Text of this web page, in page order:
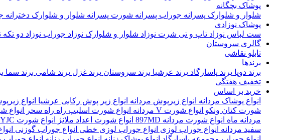
پوشاک بچگانه
شلوار و شلوارک پسرانه جوراب پسرانه شورت پسرانه شلوار و شلوارک دخترانه
پوشاک نوزادی
ست لباس نوزاد تاپ و تی شرت نوزاد شلوار و شلوارک نوزاد جوراب نوزاد دو تکه
گالری سروستان
تابلو نقاشی
برندها
برند دوپا برند پاسارگاد برند عرشیا برند سروستان برند غزل برند شامی برند سما
تخفیف هفتگی
خرید بر اساس
انواع پوشاک مردانه انواع زیرپوش مردانه انواع زیر پوش رکابی عرشیا انواع
شورت کتان ونکو انواع شورت V مردانه انواع شورت اسلیپ راه راه سحر انواع
مردانه ماه انواع شورت مردانه 897MD انواع شورت اعداد ملانژ انواع شورت YJC مردانه
سفید مردانه انواع جوراب لوزی انواع جوراب لوزی خطی انواع جوراب گوزنی